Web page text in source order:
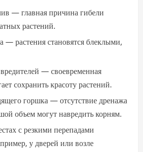
— главная причина гибели
растений.
— растения становятся блеклыми,
— своевременная
сохранить красоту растений.
горшка — отсутствие дренажа
объем могут навредить корням.
с резкими перепадами
у дверей или возле